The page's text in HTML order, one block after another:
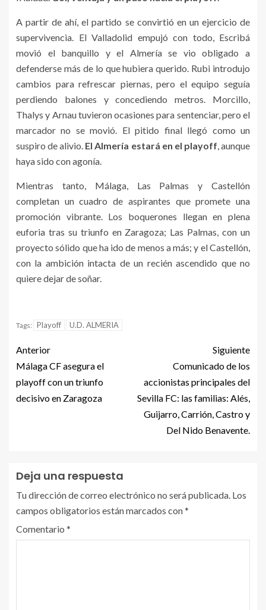
A partir de ahí, el partido se convirtió en un ejercicio de
supervivencia. El Valladolid empujó con todo, Escribá
movió el banquillo y el Almería se vio obligado a
defenderse más de lo que hubiera querido. Rubi introdujo
cambios para refrescar piernas, pero el equipo seguía
perdiendo balones y concediendo metros. Morcillo,
Thalys y Arnau tuvieron ocasiones para sentenciar, pero el
marcador no se movió. El pitido final llegó como un
suspiro de alivio. El Almería estará en el playoff, aunque
haya sido con agonía.
Mientras tanto, Málaga, Las Palmas y Castellón
completan un cuadro de aspirantes que promete una
promoción vibrante. Los boquerones llegan en plena
euforia tras su triunfo en Zaragoza; Las Palmas, con un
proyecto sólido que ha ido de menos a más; y el Castellón,
con la ambición intacta de un recién ascendido que no
quiere dejar de soñar.
Tags: Playoff U.D. ALMERIA
Anterior
Málaga CF asegura el
playoff con un triunfo
decisivo en Zaragoza
Siguiente
Comunicado de los
accionistas principales del
Sevilla FC: las familias: Alés,
Guijarro, Carrión, Castro y
Del Nido Benavente.
Deja una respuesta
Tu dirección de correo electrónico no será publicada. Los
campos obligatorios están marcados con*
Comentario *